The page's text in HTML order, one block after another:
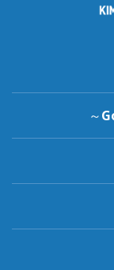
～